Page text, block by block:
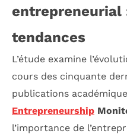
entrepreneurial
tendances
L’étude examine
cours des cinquante
publications
Entrepreneurship
l’importance de